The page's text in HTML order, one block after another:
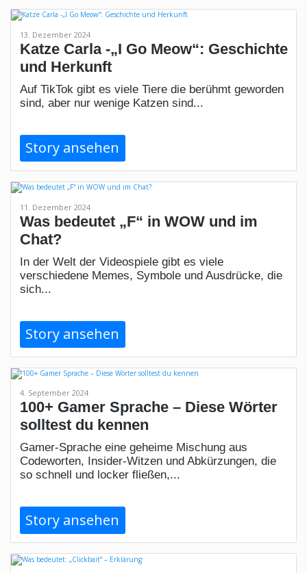
13. Dezember 2024
Katze Carla -„I Go Meow“: Geschichte
und Herkunft
Auf TikTok gibt es viele Tiere die berühmt geworden
sind, aber nur wenige Katzen sind...
Story ansehen
11. Dezember 2024
Was bedeutet „F“ in WOW und im
Chat?
In der Welt der Videospiele gibt es viele
verschiedene Memes, Symbole und Ausdrücke, die
sich...
Story ansehen
4. September 2024
100+ Gamer Sprache – Diese Wörter
solltest du kennen
Gamer-Sprache eine geheime Mischung aus
Codeworten, Insider-Witzen und Abkürzungen, die
so schnell und locker fließen,...
Story ansehen